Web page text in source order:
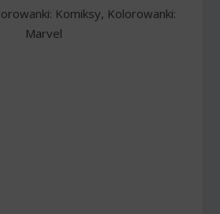
Komiksy, Kolorowanki:
Marvel